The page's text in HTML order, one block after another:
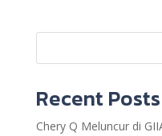
Recent Posts
Chery Q Meluncur di